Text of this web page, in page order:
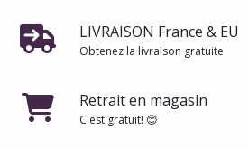
LIVRAISON France & EU
Obtenez la livraison gratuite
Retrait en magasin
C'est gratuit! 😊